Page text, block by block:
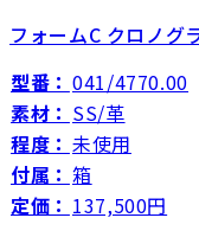
フォームC クロノグ
型番： 041/4770.00
素材： SS/革
程度： 未使用
付属： 箱
定価： 137,500円